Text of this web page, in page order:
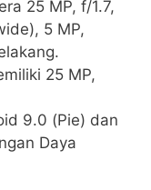
25 MP, f/1.7,
5 MP,
25 MP,
9.0 (Pie) dan
Daya